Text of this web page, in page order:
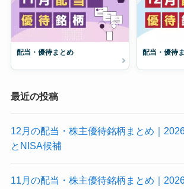
配当・優待まとめ 配当・優待
最近の投稿
12月の配当・株主優待銘柄まとめ｜
とNISA候補
11月の配当・株主優待銘柄まとめ｜